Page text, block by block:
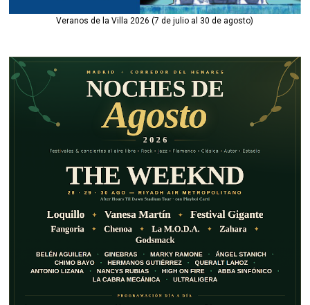
Veranos de la Villa 2026 (7 de julio al 30 de agosto)